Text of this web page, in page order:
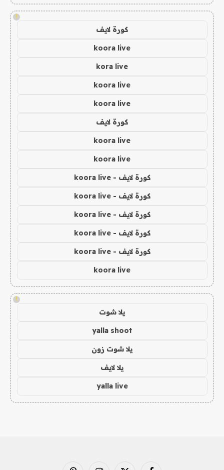
!
كورة لايف
koora live
kora live
koora live
koora live
كورة لايف
koora live
koora live
كورة لايف - koora live
كورة لايف - koora live
كورة لايف - koora live
كورة لايف - koora live
كورة لايف - koora live
koora live
!
يلا شوت
yalla shoot
يلا شوت زون
يلا لايف
yalla live